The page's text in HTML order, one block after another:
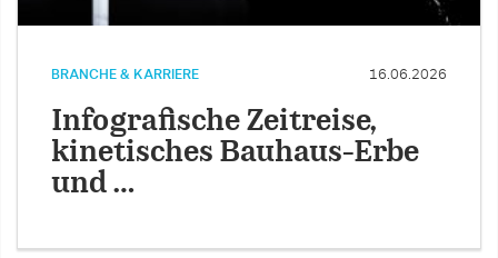
BRANCHE & KARRIERE 16.06.2026
Infografische Zeitreise,
kinetisches Bauhaus-Erbe
und …